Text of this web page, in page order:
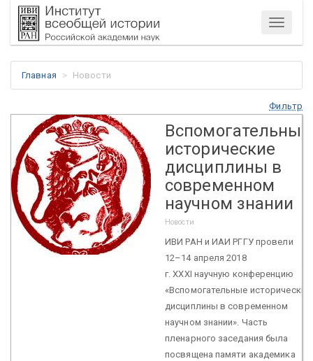
Меню
Главная Новости
Фильтр
Вспомогательные
исторические
дисциплины в
современном
научном знании
Новости
ИВИ РАН и ИАИ РГГУ провели
12–14 апреля 2018
г. XXXI научную конференцию
«Вспомогательные исторические
дисциплины в современном
научном знании». Часть
пленарного заседания была
посвящена памяти академика